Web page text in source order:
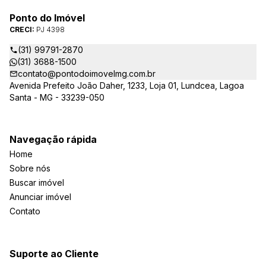
Ponto do Imóvel
CRECI: PJ 4398
(31) 99791-2870
(31) 3688-1500
contato@pontodoimovelmg.com.br
Avenida Prefeito João Daher, 1233, Loja 01, Lundcea, Lagoa
Santa - MG - 33239-050
Navegação rápida
Home
Sobre nós
Buscar imóvel
Anunciar imóvel
Contato
Suporte ao Cliente